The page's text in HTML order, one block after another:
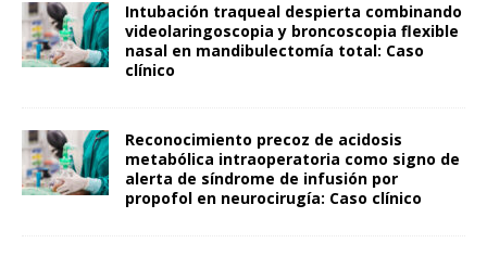
Intubación traqueal despierta combinando
videolaringoscopia y broncoscopia flexible
nasal en mandibulectomía total: Caso
clínico
Reconocimiento precoz de acidosis
metabólica intraoperatoria como signo de
alerta de síndrome de infusión por
propofol en neurocirugía: Caso clínico